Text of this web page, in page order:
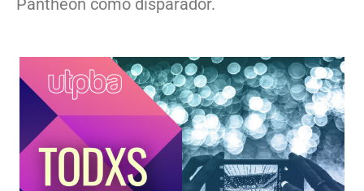
Pantheon como disparador.